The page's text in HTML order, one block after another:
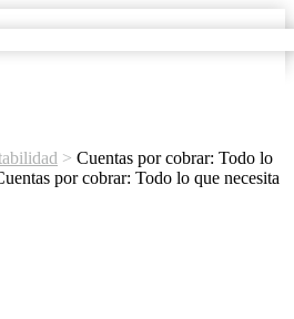
> Cuentas por cobrar: Todo lo
por cobrar: Todo lo que necesita